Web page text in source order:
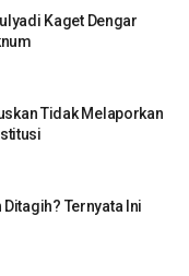
Kaget Dengar
Tidak Melaporkan
Ternyata Ini